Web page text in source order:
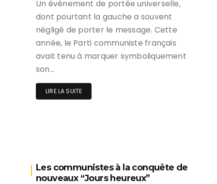
Un événement de portée universelle,
dont pourtant la gauche a souvent
négligé de porter le message. Cette
année, le Parti communiste français
avait tenu à marquer symboliquement
son…
LIRE LA SUITE
Les communistes à la conquête de
nouveaux “Jours heureux”